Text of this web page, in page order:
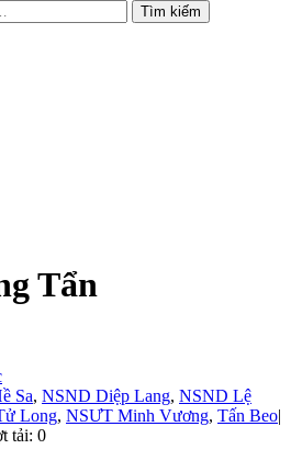
Tẩn
Sa, NSND Diệp Lang, NSND Lệ
Long, NSƯT Minh Vương, Tấn Beo|
tải: 0